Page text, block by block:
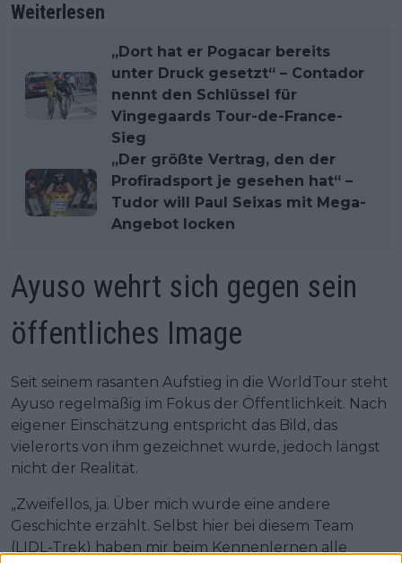
Weiterlesen
„Dort hat er Pogacar bereits
unter Druck gesetzt“ – Contador
nennt den Schlüssel für
Vingegaards Tour-de-France-
Sieg
„Der größte Vertrag, den der
Profiradsport je gesehen hat“ –
Tudor will Paul Seixas mit Mega-
Angebot locken
Ayuso wehrt sich gegen sein
öffentliches Image
Seit seinem rasanten Aufstieg in die WorldTour steht
Ayuso regelmäßig im Fokus der Öffentlichkeit. Nach
eigener Einschätzung entspricht das Bild, das
vielerorts von ihm gezeichnet wurde, jedoch längst
nicht der Realität.
„Zweifellos, ja. Über mich wurde eine andere
Geschichte erzählt. Selbst hier bei diesem Team
(LIDL-Trek) haben mir beim Kennenlernen alle